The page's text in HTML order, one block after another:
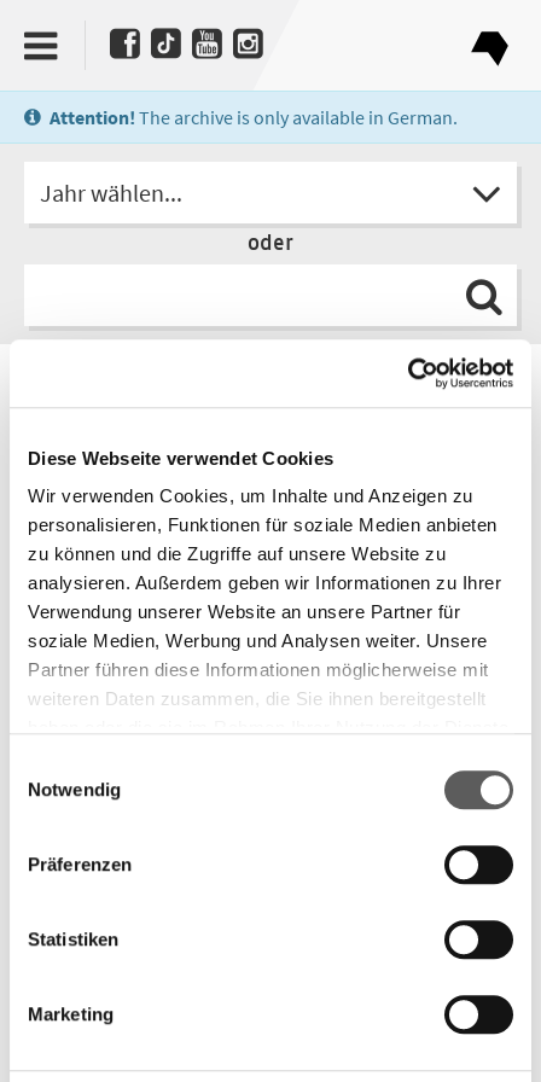
Diese Webseite verwendet Cookies
Wir verwenden Cookies, um Inhalte und Anzeigen zu
personalisieren, Funktionen für soziale Medien anbieten
zu können und die Zugriffe auf unsere Website zu
analysieren. Außerdem geben wir Informationen zu Ihrer
Verwendung unserer Website an unsere Partner für
soziale Medien, Werbung und Analysen weiter. Unsere
Partner führen diese Informationen möglicherweise mit
weiteren Daten zusammen, die Sie ihnen bereitgestellt
unsererDatenschutzerklärung.
Notwendig
Präferenzen
Statistiken
Marketing
Attention! The archive is only available in German.
Jahr wählen...
oder
Julia Franck
Preisträger 2007